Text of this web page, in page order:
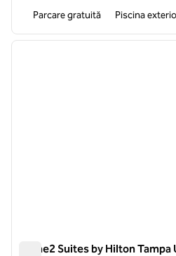
Parcare gratuită Piscina
1 din 12
Home2 Suites by Hilton